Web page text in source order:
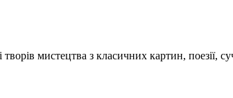
мистецтва з класичних картин,